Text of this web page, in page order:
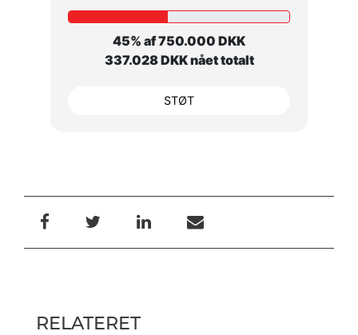
45% af 750.000 DKK
337.028 DKK nået totalt
STØT
RELATERET